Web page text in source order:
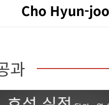
Cho Hyun-
과